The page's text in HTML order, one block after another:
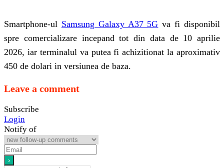
Smartphone-ul Samsung Galaxy A37 5G va fi disponibil
spre comercializare incepand tot din data de 10 aprilie
2026, iar terminalul va putea fi achizitionat la aproximativ
450 de dolari in versiunea de baza.
Leave a comment
Subscribe
Login
Notify of